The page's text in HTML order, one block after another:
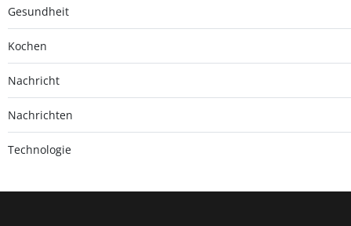
Gesundheit
Kochen
Nachricht
Nachrichten
Technologie